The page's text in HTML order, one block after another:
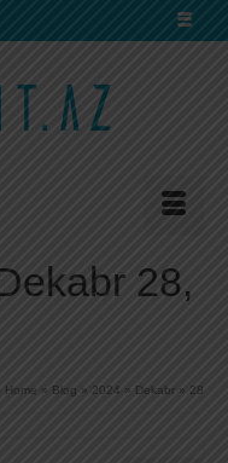
28,
Home » Blog » 2024 » Dekabr » 28